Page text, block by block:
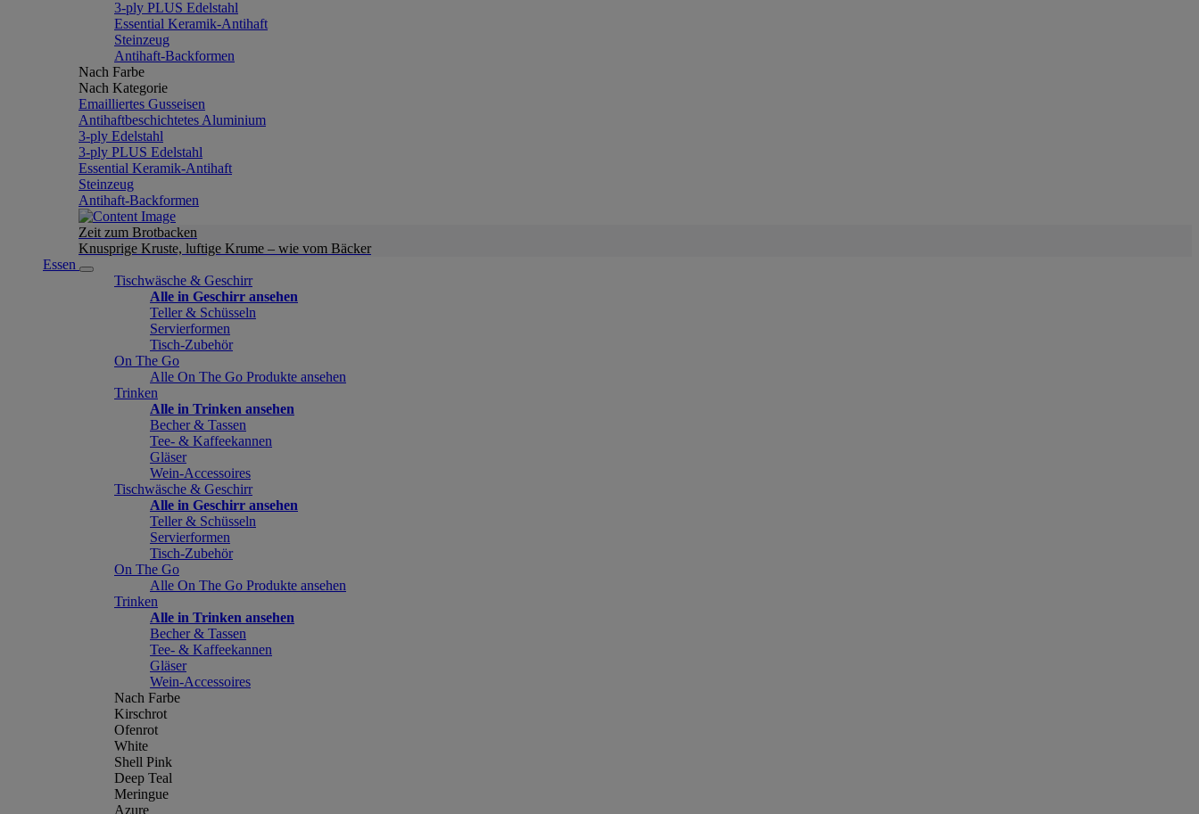
3-ply PLUS Edelstahl
Essential Keramik-Antihaft
Steinzeug
Antihaft-Backformen
Nach Farbe
Nach Kategorie
Emailliertes Gusseisen
Antihaftbeschichtetes Aluminium
3-ply Edelstahl
3-ply PLUS Edelstahl
Essential Keramik-Antihaft
Steinzeug
Antihaft-Backformen
Zeit zum Brotbacken
Knusprige Kruste, luftige Krume – wie vom Bäcker
Essen
Tischwäsche & Geschirr
Alle in Geschirr ansehen
Teller & Schüsseln
Servierformen
Tisch-Zubehör
On The Go
Alle On The Go Produkte ansehen
Trinken
Alle in Trinken ansehen
Becher & Tassen
Tee- & Kaffeekannen
Gläser
Wein-Accessoires
Tischwäsche & Geschirr
Alle in Geschirr ansehen
Teller & Schüsseln
Servierformen
Tisch-Zubehör
On The Go
Alle On The Go Produkte ansehen
Trinken
Alle in Trinken ansehen
Becher & Tassen
Tee- & Kaffeekannen
Gläser
Wein-Accessoires
Nach Farbe
Kirschrot
Ofenrot
White
Shell Pink
Deep Teal
Meringue
Azure